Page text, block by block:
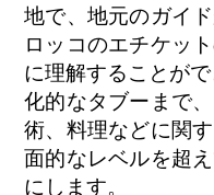
地で、地元のガイ
ロッコのエチケッ
に理解することが
化的なタブーまで
術、料理などに関
面的なレベルを超
にします。